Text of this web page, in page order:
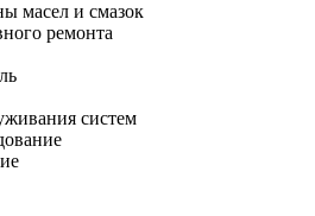
масел и смазок
ремонта
систем